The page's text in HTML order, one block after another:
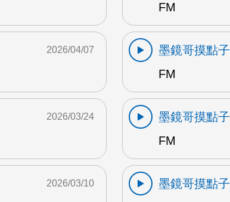
FM
2026/04/07
墨鏡哥摸點子
FM
2026/03/24
墨鏡哥摸點子
FM
2026/03/10
墨鏡哥摸點子